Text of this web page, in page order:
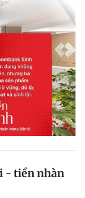
cáo
Chính sách bảo
- tiền nhàn